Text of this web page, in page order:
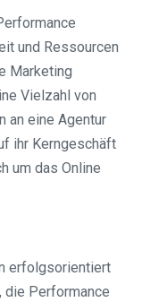
und Ressourcen
Marketing
Vielzahl von
an eine Agentur
ihr Kerngeschäft
um das Online
erfolgsorientiert
die Performance